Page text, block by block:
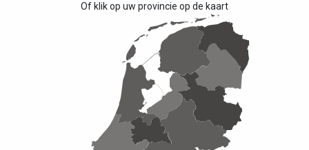
Of klik op uw provincie op de kaart